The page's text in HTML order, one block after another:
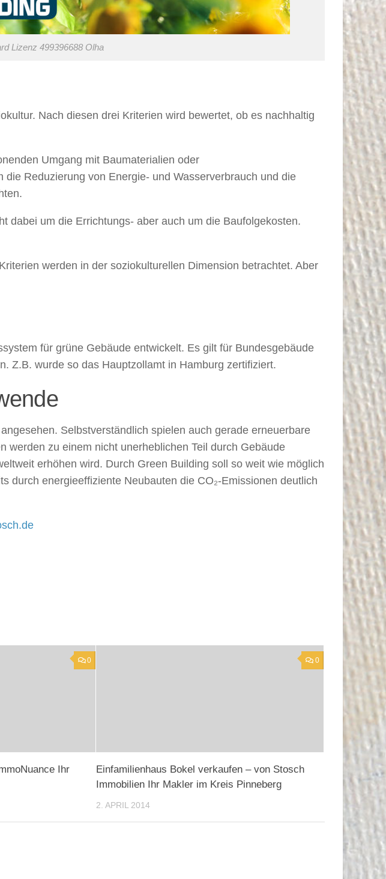
Lizenz 499396688 Olha
Nach diesen drei Kriterien wird bewertet, ob es nachhaltig
Umgang mit Baumaterialien oder
Reduzierung von Energie- und Wasserverbrauch und die
dabei um die Errichtungs- aber auch um die Baufolgekosten.
werden in der soziokulturellen Dimension betrachtet. Aber
für grüne Gebäude entwickelt. Es gilt für Bundesgebäude
Z.B. wurde so das Hauptzollamt in Hamburg zertifiziert.
Selbstverständlich spielen auch gerade erneuerbare
werden zu einem nicht unerheblichen Teil durch Gebäude
erhöhen wird. Durch Green Building soll so weit wie möglich
durch energieeffiziente Neubauten die CO₂-Emissionen deutlich
0
Ihr
0
Einfamilienhaus Bokel verkaufen – von Stosch
Immobilien Ihr Makler im Kreis Pinneberg
2. APRIL 2014